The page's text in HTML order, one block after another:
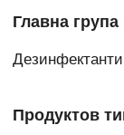
Главна група
Продуктов